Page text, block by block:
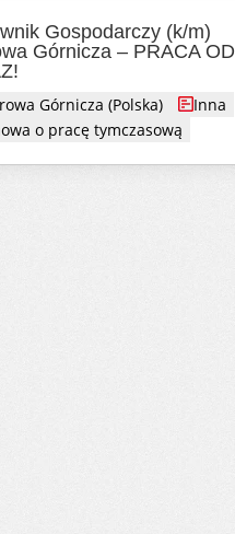
Gospodarczy (k/m)
Górnicza – PRACA OD
Górnicza (Polska)
Inna
o pracę tymczasową